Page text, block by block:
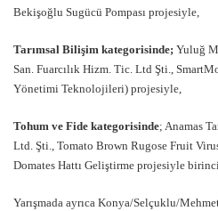
Bekişoğlu Sugücü Pompası projesiyle,
Tarımsal Bilişim kategorisinde; Yuluğ
San. Fuarcılık Hizm. Tic. Ltd Şti.,
Yönetimi Teknolojileri) projesiyle,
Tohum ve Fide kategorisinde; Anamas
Ltd. Şti., Tomato Brown Rugose Fruit
Domates Hattı Geliştirme projesiyle
Yarışmada ayrıca Konya/Selçuklu/